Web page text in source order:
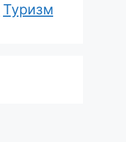
Туризм